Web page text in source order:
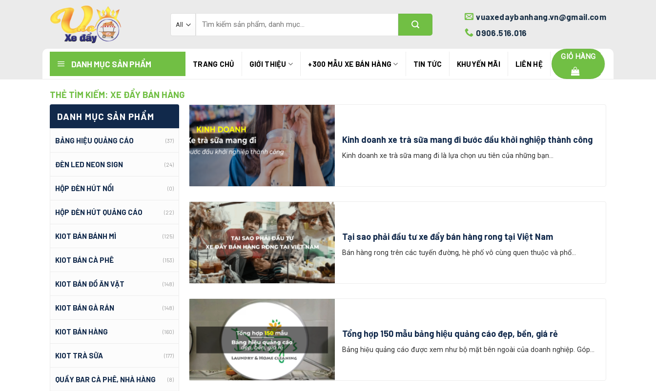
kiếm:
vuaxedaybanhang.vn@gmail.com
0906.516.016
DANH MỤC SẢN PHẨM TRANG CHỦ GIỚI THIỆU +300 MẪU XE BÁN HÀNG TIN TỨC KHUYẾN MÃI LIÊN HỆ
GIỎ HÀNG
THẺ TÌM KIẾM: XE ĐẨY BÁN HÀNG
DANH MỤC SẢN PHẨM
BẢNG HIỆU QUẢNG CÁO (37)
ĐÈN LED NEON SIGN (24)
HỘP ĐÈN HÚT NỔI (0)
HỘP ĐÈN HÚT QUẢNG CÁO (22)
KIOT BÁN BÁNH MÌ (125)
KIOT BÁN CÀ PHÊ (153)
KIOT BÁN ĐỒ ĂN VẶT (148)
KIOT BÁN GÀ RÁN (148)
KIOT BÁN HÀNG (160)
KIOT TRÀ SỮA (177)
QUẦY BAR CÀ PHÊ, NHÀ HÀNG (8)
Kinh doanh xe trà sữa mang đi bước đầu khởi nghiệp thành công
Kinh doanh xe trà sữa mang đi là lựa chọn ưu tiên của những bạn...
Tại sao phải đầu tư xe đẩy bán hàng rong tại Việt Nam
Bán hàng rong trên các tuyến đường, hè phố vô cùng quen thuộc và phổ...
Tổng hợp 150 mẫu bảng hiệu quảng cáo đẹp, bền, giá rẻ
Bảng hiệu quảng cáo được xem như bộ mặt bên ngoài của doanh nghiệp. Góp...